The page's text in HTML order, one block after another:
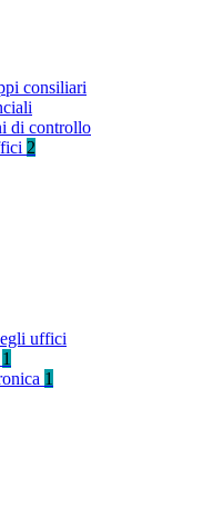
consiliari
di controllo
2
uffici
1
1